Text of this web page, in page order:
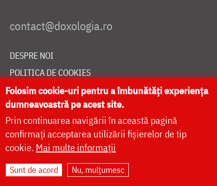
DESPRE NOI
POLITICA DE COOKIES
DONEAZĂ ONLINE PENTRU CATEDRALA NAȚIONALĂ
LIVE
Site dezvoltat deDOXOLOGIA MEDIA
Folosim cookie-uri pentru a îmbunătăți experiența
dumneavoastră pe acest site.
Prin continuarea navigării în această pagină
confirmați acceptarea utilizării fișierelor de tip
cookie. Mai multe informații
Sunt de acord Nu, mulțumesc